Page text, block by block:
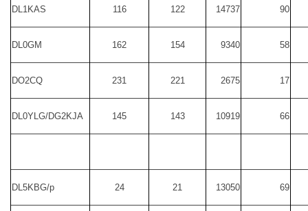
DL1KAS 116 122 14737 90
DL0GM 162 154 9340 58
DO2CQ 231 221 2675 17
DL0YLG/DG2KJA 145 143 10919 66
DL5KBG/p 24 21 13050 69